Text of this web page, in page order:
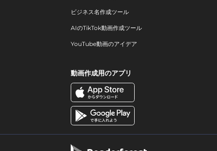
ビジネス名作成ツール
AIのTikTok動画作成ツール
YouTube動画のアイデア
動画作成用のアプリ